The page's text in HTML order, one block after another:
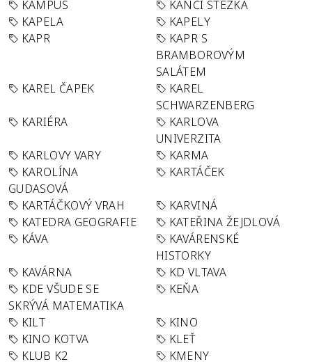
KAMPUS
KANČÍ STEZKA
KAPELA
KAPELY
KAPR
KAPR S
BRAMBOROVÝM
SALÁTEM
KAREL ČAPEK
KAREL
SCHWARZENBERG
KARIÉRA
KARLOVA
UNIVERZITA
KARLOVY VARY
KARMA
KAROLÍNA
GUDASOVÁ
KARTÁČEK
KARTÁČKOVÝ VRAH
KARVINÁ
KATEDRA GEOGRAFIE
KATEŘINA ŽEJDLOVÁ
KÁVA
KAVÁRENSKÉ
HISTORKY
KAVÁRNA
KD VLTAVA
KDE VŠUDE SE
SKRÝVÁ MATEMATIKA
KEŇA
KILT
KINO
KINO KOTVA
KLEŤ
KLUB K2
KMENY